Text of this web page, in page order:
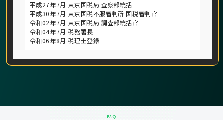
平成27年7月 東京国税局 査察部統括
平成30年7月 東京国税不服審判所 国税審判官
令和02年7月 東京国税局 調査部統括官
令和04年7月 税務署長
令和06年8月 税理士登録
FAQ